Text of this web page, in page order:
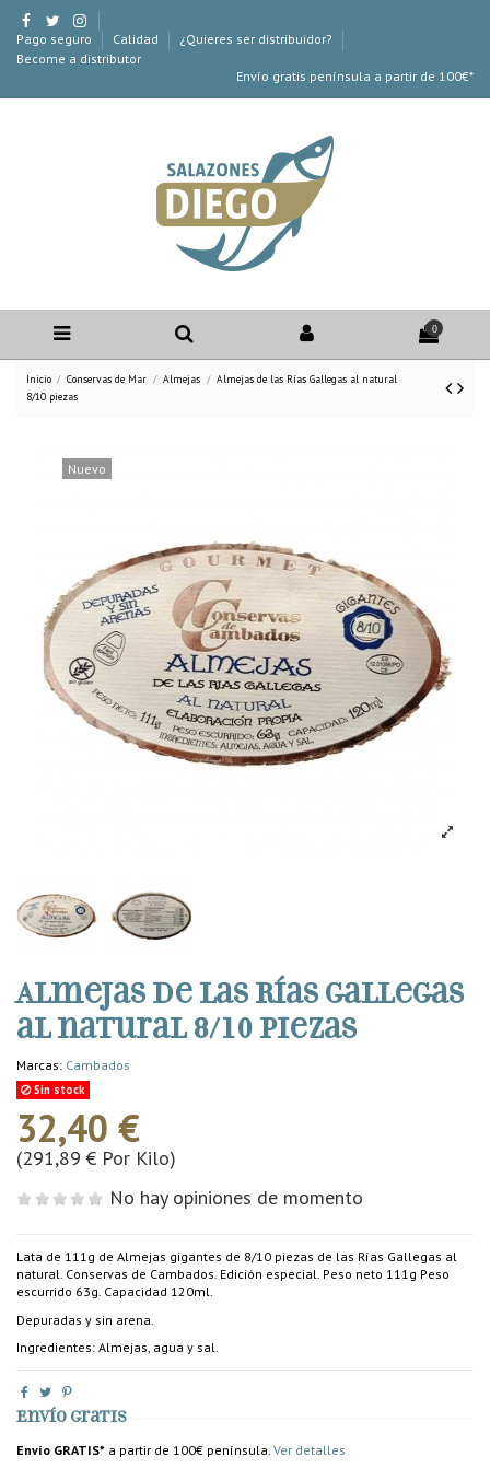
Pago seguro Calidad
¿Quieres ser distribuidor?
Become a distributor
Envío gratis península a partir de 100€*
0
Inicio Conservas de Mar Almejas
Almejas de las Rías Gallegas al natural
8/10 piezas
Nuevo
Almejas de las Rías Gallegas
al natural 8/10 piezas
Marcas: Cambados
Sin stock
32,40 €
(291,89 € Por Kilo)
No hay opiniones de momento
Lata de 111g de Almejas gigantes de 8/10 piezas de las Rías Gallegas al
natural. Conservas de Cambados. Edición especial. Peso neto 111g Peso
escurrido 63g. Capacidad 120ml.
Depuradas y sin arena.
Ingredientes: Almejas, agua y sal.
Envío gratis
Envío GRATIS* a partir de 100€ península. Ver detalles